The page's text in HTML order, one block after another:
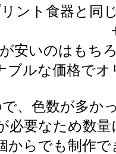
ント食器と同
安いのはもち
ブルな価格で
、色数が多か
必要なため数
からでも制作